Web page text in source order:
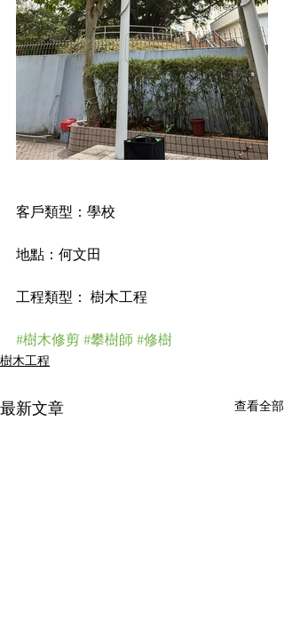
客戶類型：學校
地點：何文田
工程類型： 樹木工程
#樹木修剪 #攀樹師 #修樹
樹木工程
最新文章 查看全部